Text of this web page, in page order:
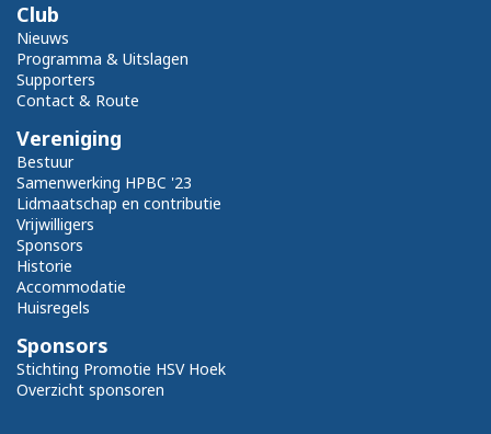
Club
Nieuws
Programma & Uitslagen
Supporters
Contact & Route
Vereniging
Bestuur
Samenwerking HPBC '23
Lidmaatschap en contributie
Vrijwilligers
Sponsors
Historie
Accommodatie
Huisregels
Sponsors
Stichting Promotie HSV Hoek
Overzicht sponsoren